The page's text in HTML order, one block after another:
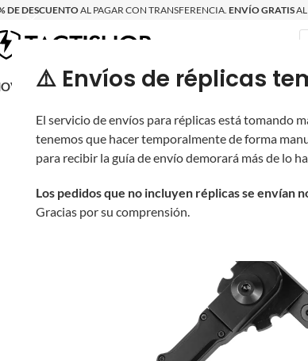
⚠️ Envíos de réplicas
El servicio de envíos para réplicas está tomando
tenemos que hacer temporalmente de forma
para recibir la guía de envío demorará más de lo
Los pedidos que no incluyen réplicas se envían
Gracias por su comprensión.
DE DESCUENTOAL PAGAR CON TRANSFERENCIA. ENVÍO GRATIS
RÉPLICASPARTES Y ACCESORIOSEQUIPO